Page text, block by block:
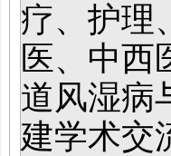
疗、护理
医、中西
道风湿病
建学术交